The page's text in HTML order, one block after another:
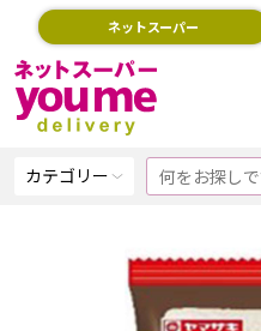
ネットスーパー
カテゴリー